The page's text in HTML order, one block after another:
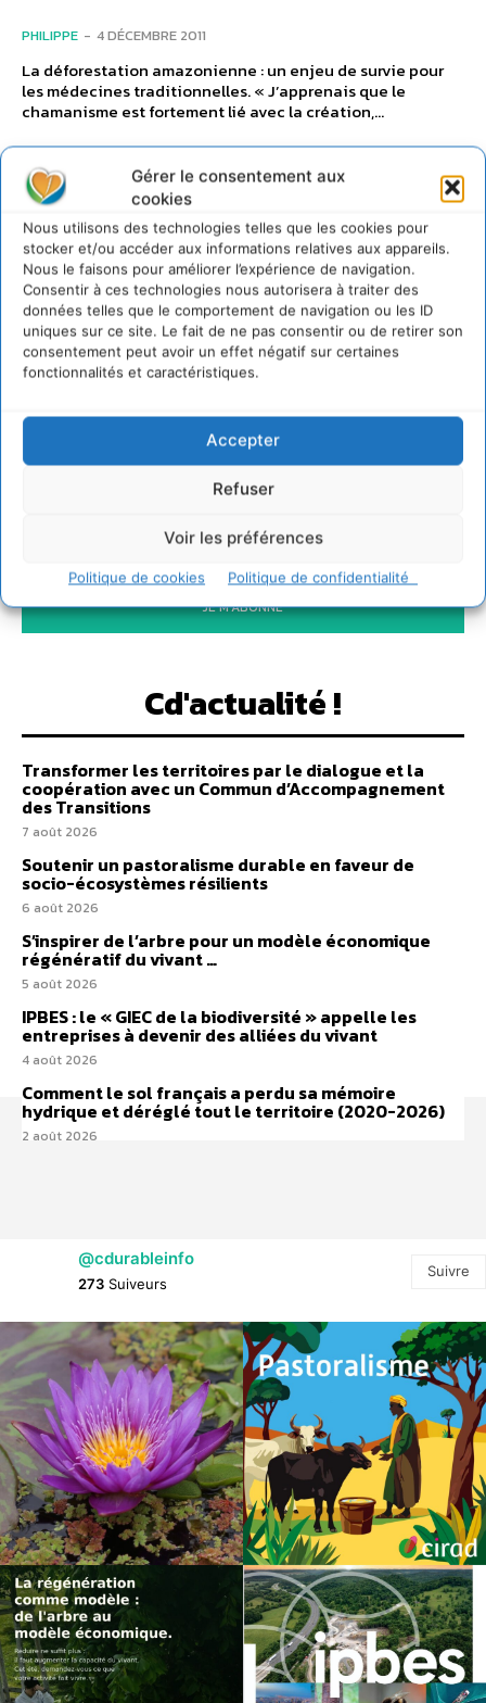
Gérer le consentement aux
cookies
Nous utilisons des technologies telles que les cookies pour
stocker et/ou accéder aux informations relatives aux appareils.
Nous le faisons pour améliorer l’expérience de navigation.
Consentir à ces technologies nous autorisera à traiter des
données telles que le comportement de navigation ou les ID
uniques sur ce site. Le fait de ne pas consentir ou de retirer son
consentement peut avoir un effet négatif sur certaines
fonctionnalités et caractéristiques.
Accepter
Refuser
Voir les préférences
Politique de cookies Politique de confidentialité
PHILIPPE - 4 DÉCEMBRE 2011
La déforestation amazonienne : un enjeu de survie pour
les médecines traditionnelles. « J’apprenais que le
chamanisme est fortement lié avec la création,...
Suivez-nous sur :
11,000 Fans J'AIME
200 Suiveurs SUIVRE
128,657 Suiveurs
Newsletter
JE M'ABONNE
Cd'actualité !
Transformer les territoires par le dialogue et la
coopération avec un Commun d’Accompagnement
des Transitions
7 août 2026
Soutenir un pastoralisme durable en faveur de
socio-écosystèmes résilients
6 août 2026
S’inspirer de l’arbre pour un modèle économique
régénératif du vivant …
5 août 2026
IPBES : le « GIEC de la biodiversité » appelle les
entreprises à devenir des alliées du vivant
4 août 2026
Comment le sol français a perdu sa mémoire
hydrique et déréglé tout le territoire (2020-2026)
2 août 2026
@cdurableinfo
273 Suiveurs
Suivre